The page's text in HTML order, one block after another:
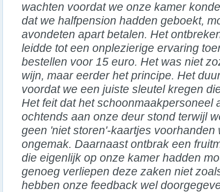
wachten voordat we onze kamer
dat we halfpension hadden geboekt,
avondeten apart betalen. Het
leidde tot een onplezierige ervaring
bestellen voor 15 euro. Het was niet
wijn, maar eerder het principe. Het
voordat we een juiste sleutel kregen
Het feit dat het schoonmaakpersoneel
ochtends aan onze deur stond terwijl
geen 'niet storen'-kaartjes
ongemak. Daarnaast ontbrak een
die eigenlijk op onze kamer hadden
genoeg verliepen deze zaken niet
hebben onze feedback wel